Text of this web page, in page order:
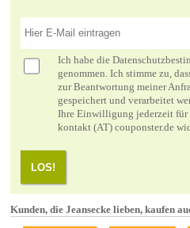
Ich habe die
genommen. Ich stimme zu,
zur Beantwortung meiner
gespeichert und verarbeitet
Ihre Einwilligung jederzeit
kontakt (AT) couponster.de
LOS!
Kunden, die Jeansecke lieben, kaufen